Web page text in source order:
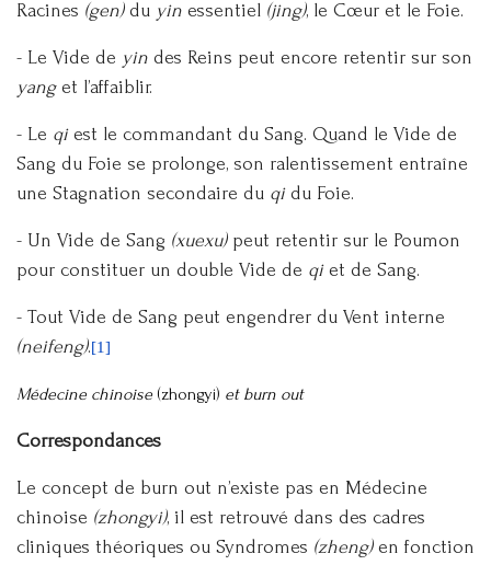
Racines (gen)du yin essentiel (jing), le Cœur et le Foie.
- Le Vide de yin des Reins peut encore retentir sur son
yanget l’affaiblir.
- Le qiest le commandant du Sang. Quand le Vide de
Sang du Foie se prolonge, son ralentissement entraîne
une Stagnation secondaire du qidu Foie.
- Un Vide de Sang (xuexu)peut retentir sur le Poumon
pour constituer un double Vide de qiet de Sang.
- Tout Vide de Sang peut engendrer du Vent interne
(neifeng).[1]
Médecine chinoise (zhongyi) et burn out
Correspondances
Le concept de burn out n’existe pas en Médecine
chinoise (zhongyi), il est retrouvé dans des cadres
cliniques théoriques ou Syndromes (zheng)en fonction